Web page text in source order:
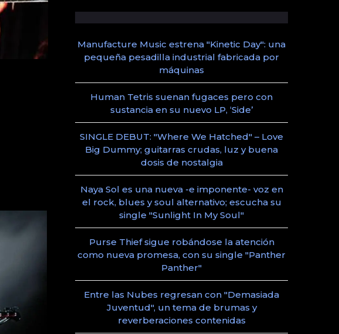
Manufacture Music estrena "Kinetic Day": una
pequeña pesadilla industrial fabricada por
máquinas
Human Tetris suenan fugaces pero con
sustancia en su nuevo LP, ‘Side’
SINGLE DEBUT: "Where We Hatched" – Love
Big Dummy; guitarras crudas, luz y buena
dosis de nostalgia
Naya Sol es una nueva -e imponente- voz en
el rock, blues y soul alternativo; escucha su
single "Sunlight In My Soul"
Purse Thief sigue robándose la atención
como nueva promesa, con su single "Panther
Panther"
Entre las Nubes regresan con "Demasiada
Juventud", un tema de brumas y
reverberaciones contenidas